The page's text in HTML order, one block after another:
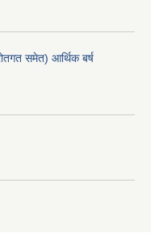
समेत) आर्थिक बर्ष